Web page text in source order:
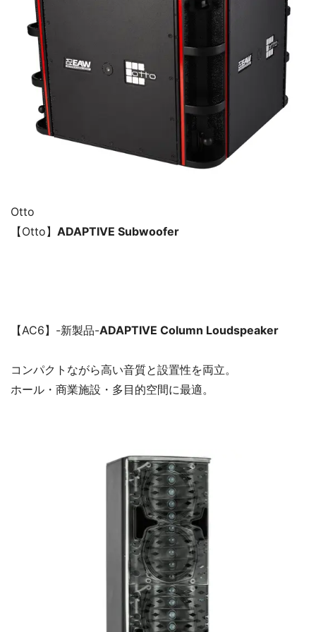
Otto
【Otto】 ADAPTIVE Subwoofer
【AC6】-新製品-ADAPTIVE Column Loudspeaker
コンパクトながら高い音質と設置性を両立。
ホール・商業施設・多目的空間に最適。